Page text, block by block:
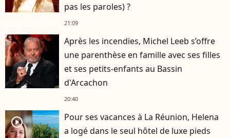
pas les paroles) ?
21:09
Après les incendies, Michel Leeb s’offre
une parenthèse en famille avec ses filles
et ses petits-enfants au Bassin
d'Arcachon
20:40
player2
Pour ses vacances à La Réunion, Helena
a logé dans le seul hôtel de luxe pieds